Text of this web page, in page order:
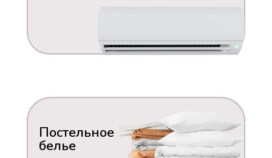
Постельное
белье